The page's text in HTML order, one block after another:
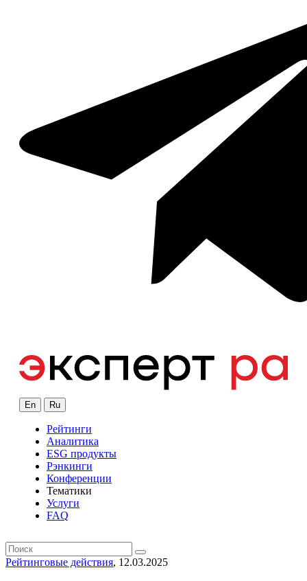
En Ru
Рейтинги
Аналитика
ESG продукты
Рэнкинги
Конференции
Тематики
Услуги
FAQ
Рейтинговые действия, 12.03.2025